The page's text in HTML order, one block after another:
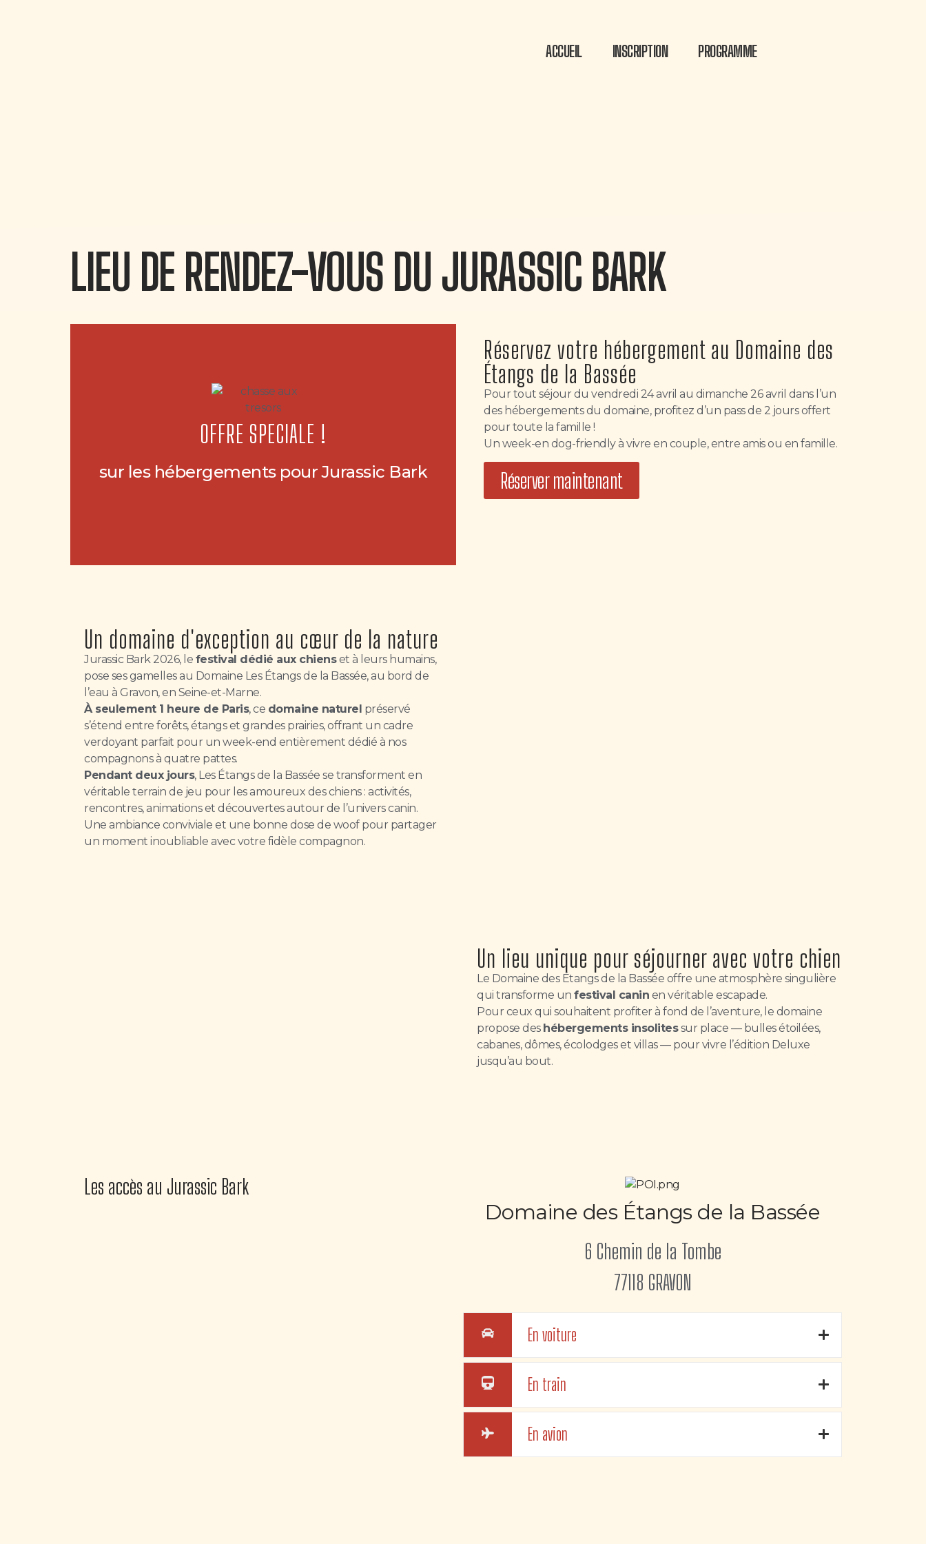
ACCUEIL INSCRIPTION PROGRAMME
LIEU DE RENDEZ-VOUS DU JURASSIC BARK
OFFRE SPECIALE !
sur les hébergements pour Jurassic Bark
Réservez votre hébergement au Domaine des
Étangs de la Bassée
Pour tout séjour du vendredi 24 avril au dimanche 26 avril dans l’un
des hébergements du domaine, profitez d’un pass de 2 jours offert
pour toute la famille !
Un week-en dog-friendly à vivre en couple, entre amis ou en famille.
Réserver maintenant
Un domaine d'exception au cœur de la nature
Jurassic Bark 2026, le festival dédié aux chienset à leurs humains,
pose ses gamelles au Domaine Les Étangs de la Bassée, au bord de
l’eau à Gravon, en Seine-et-Marne.
À seulement 1 heure de Paris, ce domaine naturel préservé
s’étend entre forêts, étangs et grandes prairies, offrant un cadre
verdoyant parfait pour un week-end entièrement dédié à nos
compagnons à quatre pattes.
Pendant deux jours, Les Étangs de la Bassée se transforment en
véritable terrain de jeu pour les amoureux des chiens : activités,
rencontres, animations et découvertes autour de l’univers canin.
Une ambiance conviviale et une bonne dose de woof pour partager
un moment inoubliable avec votre fidèle compagnon.
Un lieu unique pour séjourner avec votre chien
Le Domaine des Étangs de la Bassée offre une atmosphère singulière
qui transforme un festival canin en véritable escapade.
Pour ceux qui souhaitent profiter à fond de l’aventure, le domaine
propose des hébergements insolitessur place — bulles étoilées,
cabanes, dômes, écolodges et villas — pour vivre l’édition Deluxe
jusqu’au bout.
Les accès au Jurassic Bark
Domaine des Étangs de la Bassée
6 Chemin de la Tombe
77118 GRAVON
En voiture
En train
En avion